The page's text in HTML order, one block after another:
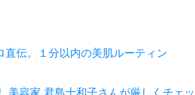
直伝。１分以内の美肌ルーティン
美容家 君島十和子さんが厳しくチェッ